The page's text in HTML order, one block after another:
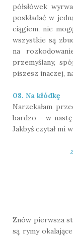
półsłówek
poskładać w
ciągiem, nie
wszystkie są
na
przemyślany,
piszesz inaczej,
08. Na kłódkę
Narzekałam
bardzo – w
Jakbyś czytał mi
Znów pierwsza
są rymy